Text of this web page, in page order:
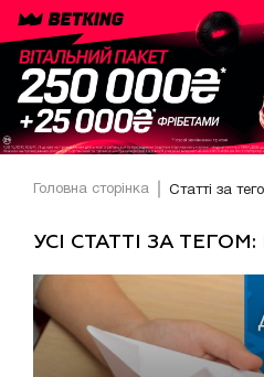
Головна сторінка Статті за
УСІ СТАТТІ ЗА